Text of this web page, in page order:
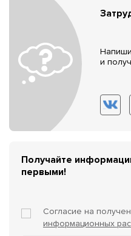
и
Получайте
первыми!
Согласие на
информационных